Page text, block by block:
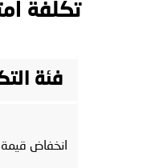
تكلفة
فئة
انخفاض قيمة